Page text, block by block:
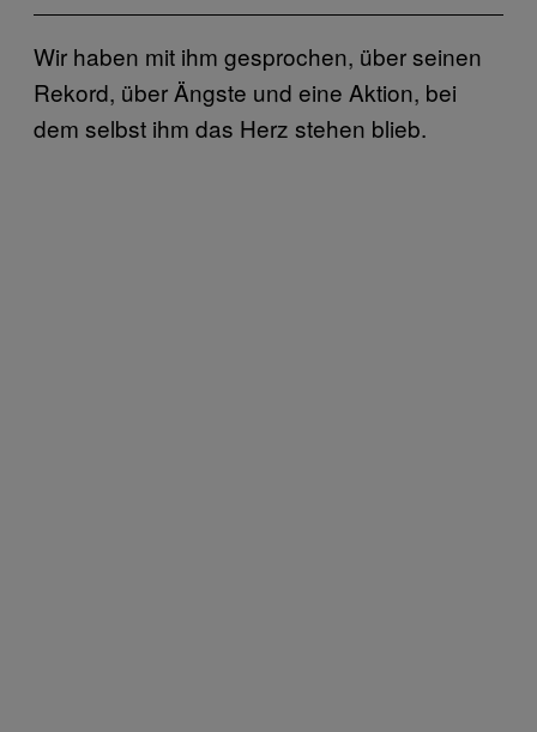
Wir haben mit ihm gesprochen, über seinen
Rekord, über Ängste und eine Aktion, bei
dem selbst ihm das Herz stehen blieb.